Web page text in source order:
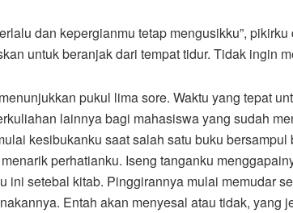
dan kepergianmu tetap mengusikku”,
untuk beranjak dari tempat tidur. Tidak ingin
pukul lima sore. Waktu yang tepat
lainnya bagi mahasiswa yang sudah
kesibukanku saat salah satu buku
perhatianku. Iseng tanganku
ini setebal kitab. Pinggirannya mulai memudar
Entah akan menyesal atau tidak, yang